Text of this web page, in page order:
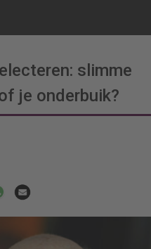
slimme
je onderbuik?